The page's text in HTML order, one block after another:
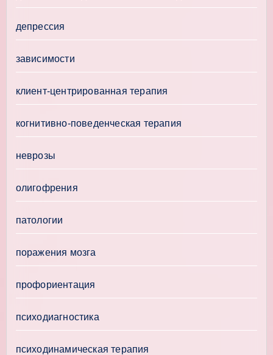
депрессия
зависимости
клиент-центрированная терапия
когнитивно-поведенческая терапия
неврозы
олигофрения
патологии
поражения мозга
профориентация
психодиагностика
психодинамическая терапия